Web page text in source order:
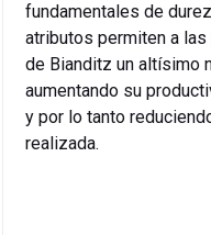
fundamentales de
atributos permiten a las
de Bianditz un altísimo
aumentando su
y por lo tanto
realizada.